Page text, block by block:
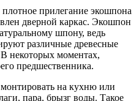
прилегание экошпона
дверной каркас. Экошпон
шпону, ведь
различные древесные
некоторых моментах,
предшественника.
на кухню или
пара, брызг воды. Такое